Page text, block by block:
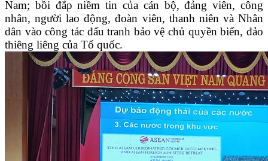
Nam; bồi đắp niềm tin của cán bộ, đảng viên, công
nhân, người lao động, đoàn viên, thanh niên và Nhân
dân vào công tác đấu tranh bảo vệ chủ quyền biển, đảo
thiêng liêng của Tổ quốc.